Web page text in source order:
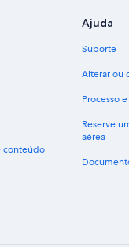
conteúdo
Ajuda
Suporte
Alterar ou
Processo
Reserve
aérea